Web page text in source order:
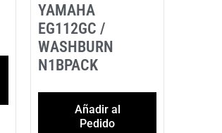
YAMAHA
EG112GC /
WASHBURN
N1BPACK
Añadir al
Pedido